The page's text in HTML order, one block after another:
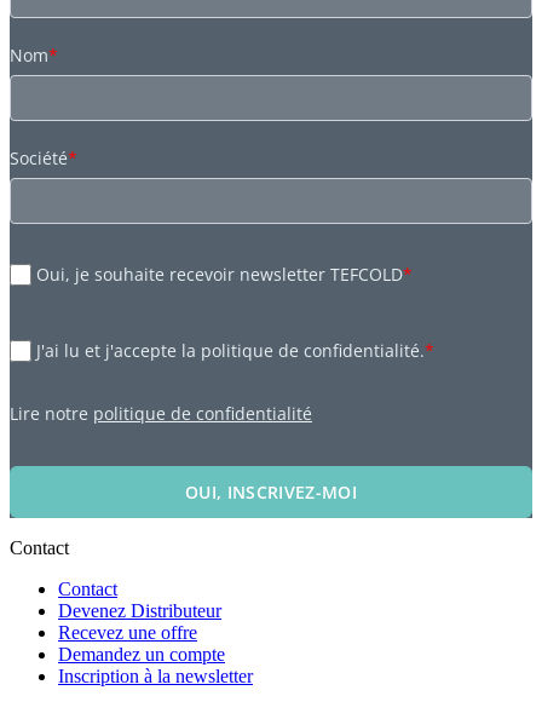
Nom*
Société*
Oui, je souhaite recevoir newsletter TEFCOLD*
J'ai lu et j'accepte la politique de confidentialité.*
Lire notre politique de confidentialité
OUI, INSCRIVEZ-MOI
Contact
Contact
Devenez Distributeur
Recevez une offre
Demandez un compte
Inscription à la newsletter